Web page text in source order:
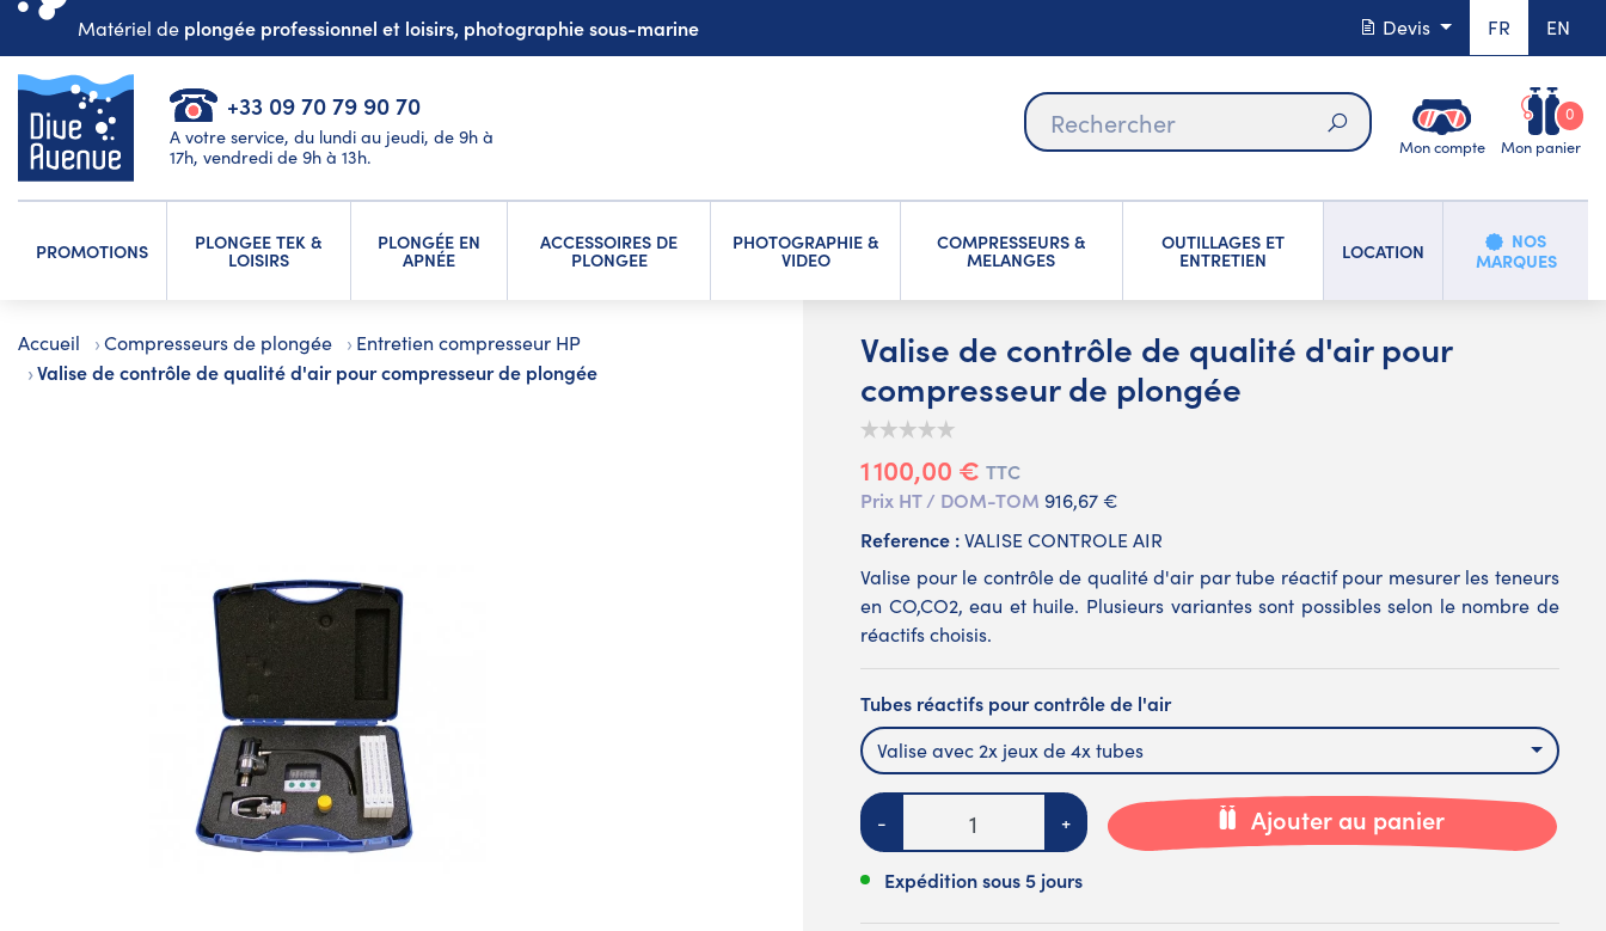
Matériel de plongée professionnel et loisirs, photographie sous-marine Devis FR EN
+33 09 70 79 90 70
A votre service, du lundi au jeudi, de 9h à
17h, vendredi de 9h à 13h.
Rechercher
Mon compte Mon panier
0
PROMOTIONS PLONGEE TEK &
LOISIRS
PLONGÉE EN
APNÉE
ACCESSOIRES DE
PLONGEE
PHOTOGRAPHIE &
VIDEO
COMPRESSEURS &
MELANGES
OUTILLAGES ET
ENTRETIEN LOCATION
NOS
MARQUES
Accueil Compresseurs de plongée Entretien compresseur HP
Valise de contrôle de qualité d'air pour compresseur de plongée
Valise de contrôle de qualité d'air pour
compresseur de plongée
1 100,00 € TTC
Prix HT / DOM-TOM 916,67 €
Reference :VALISE CONTROLE AIR
Valise pour le contrôle de qualité d'air par tube réactif pour mesurer les teneurs
en CO,CO2, eau et huile. Plusieurs variantes sont possibles selon le nombre de
réactifs choisis.
Tubes réactifs pour contrôle de l'air
Valise avec 2x jeux de 4x tubes
Quantité
- + Ajouter au panier
Expédition sous 5 jours